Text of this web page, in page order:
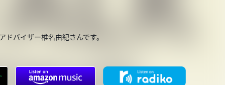
バイザー椎名由紀さんです。